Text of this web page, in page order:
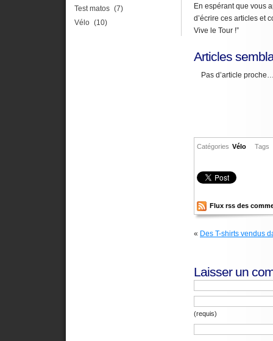
En espérant que vous
d’écrire ces articles et
Vive le Tour !”
Articles
Pas d’article
Catégories Vélo Tags
Flux rss des
« Des T-shirts vendus
Laisser un
(requis)
Test matos (7)
Vélo (10)